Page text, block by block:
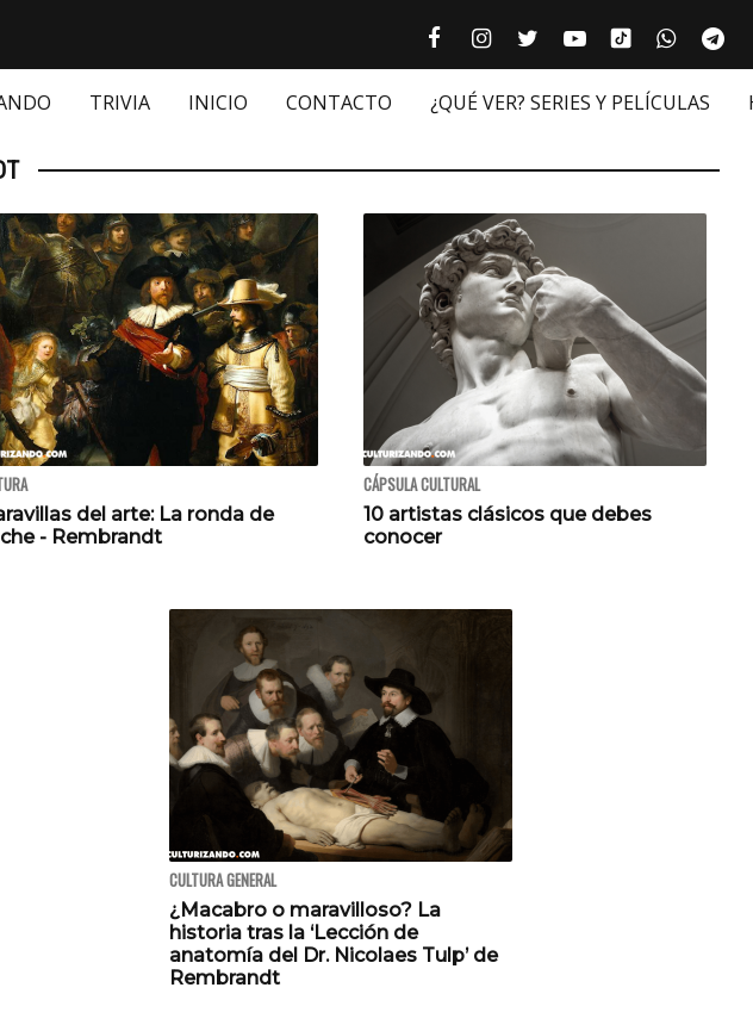
 Facebook culturizando.com |
 Instagram
 Twitter
 Youtube
Tiktok
 
TRIVIA INICIO CONTACTO ¿QUÉ VER? SERIES Y PELÍCULAS
del arte: La ronda de
- Rembrandt
CÁPSULA CULTURAL
10 artistas clásicos que debes
conocer
CULTURA GENERAL
¿Macabro o maravilloso? La
historia tras la ‘Lección de
anatomía del Dr. Nicolaes Tulp’ de
Rembrandt